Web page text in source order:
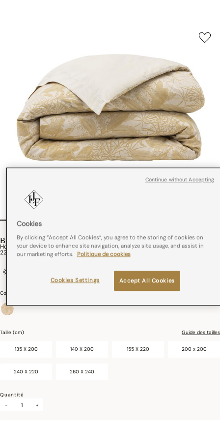
BOIS DORMANT
Housse De Couette Bois Dormant Coton
220,00€
Couleurs :
Taille (cm) Guide des tailles
135 X 200 140 X 200 155 X 220 200 x 200
240 X 220 260 X 240
Quantité
-
+
Cookies
By clicking “Accept All Cookies”, you agree to the storing of cookies on
your device to enhance site navigation, analyze site usage, and assist in
our marketing efforts. Politique de cookies
Accept All Cookies
Cookies Settings
Continue without Accepting